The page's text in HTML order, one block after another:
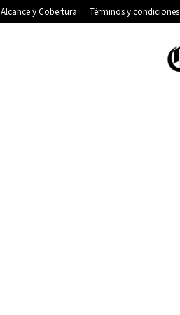
Alcance y Cobertura Términos y condiciones